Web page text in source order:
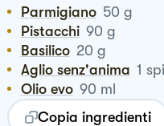
Parmigiano 50 g
Pistacchi 90 g
Basilico 20 g
Aglio senz'anima 1
Olio evo 90 ml
Copia ingredienti